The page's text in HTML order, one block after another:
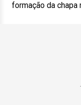
formação da chapa